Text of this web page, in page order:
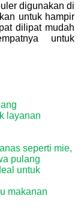
digunakan di
untuk hampir
dilipat mudah
untuk
layanan
seperti mie,
pulang
untuk
makanan